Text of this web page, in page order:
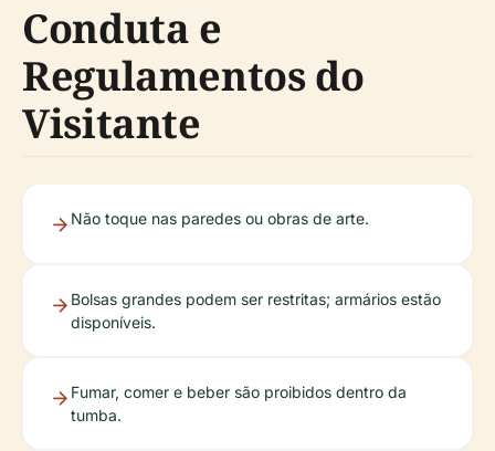
Conduta e
Regulamentos do
Visitante
Não toque nas paredes ou obras de arte.
Bolsas grandes podem ser restritas; armários estão
disponíveis.
Fumar, comer e beber são proibidos dentro da
tumba.